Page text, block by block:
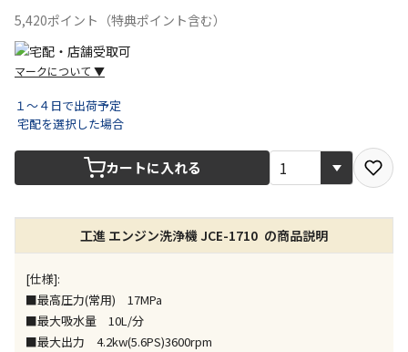
5,420ポイント（特典ポイント含む）
マークについて ▼
できません）
※同時購入の商品は、全て同じ店舗での受取となりま
す
特定の店舗のみで受取ができる商品です（宅配便での
お届けができません）
※同時購入の商品は、全て同じ店舗での受取となりま
１～４日で出荷予定
宅配を選択した場合
カートに入れる
工進 エンジン洗浄機 JCE-1710 の商品説明
[仕様]:
■最高圧力(常用) 17MPa
■最大吸水量 10L/分
■最大出力 4.2kw(5.6PS)3600rpm